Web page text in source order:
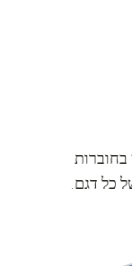
בחוברות
כל דגם.